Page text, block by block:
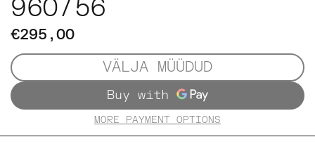
960/56
€295,00
VÄLJA MÜÜDUD
MORE PAYMENT OPTIONS